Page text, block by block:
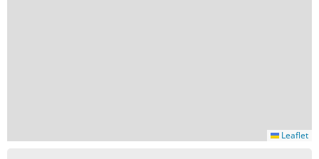
Leaflet